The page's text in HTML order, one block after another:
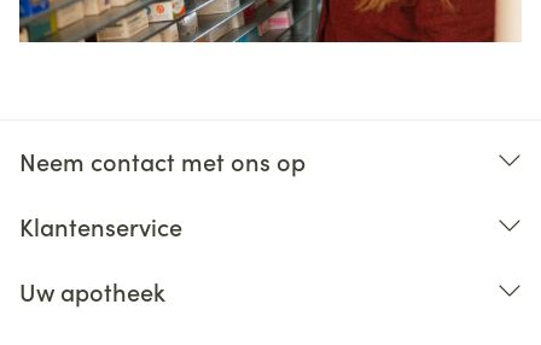
Neem contact met ons op
Klantenservice
Uw apotheek